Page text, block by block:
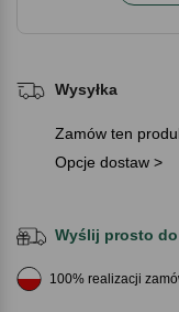
Wysyłka
Zamów ten
Opcje dostaw >
Wyślij prosto
100% realizacji